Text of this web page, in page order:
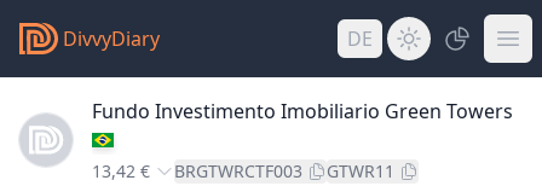
DivvyDiary DE
Fundo Investimento Imobiliario Green Towers
13,42 € BRGTWRCTF003 GTWR11